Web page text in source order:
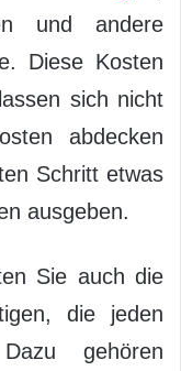
und andere
Diese Kosten
sich nicht
abdecken
Schritt etwas
ausgeben.
Sie auch die
die jeden
gehören